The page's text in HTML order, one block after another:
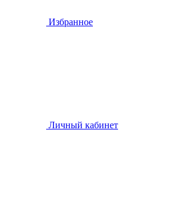
Избранное
Личный кабинет